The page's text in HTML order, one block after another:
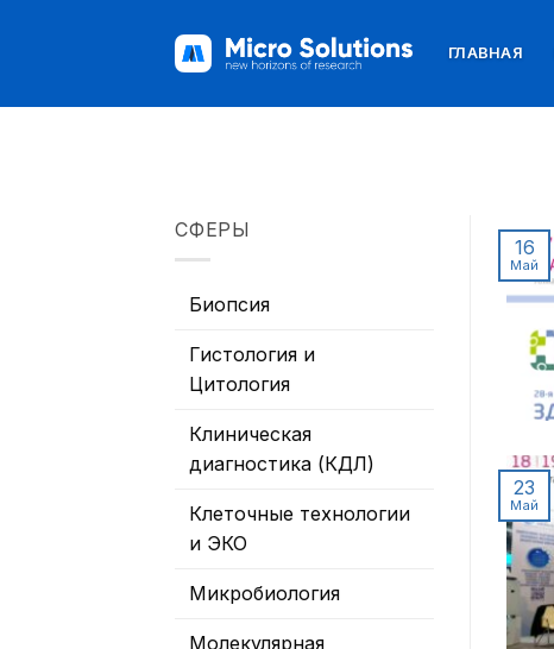
ГЛАВНАЯ
СФЕРЫ
Биопсия
Гистология и
Цитология
Клиническая
диагностика (КДЛ)
Клеточные технологии
и ЭКО
Микробиология
Молекулярная
16
Май
23
Май